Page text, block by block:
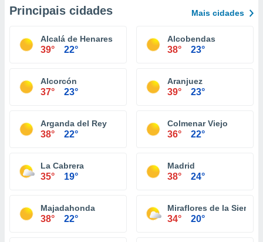
Principais cidades Mais cidades
Alcalá de Henares
39° 22°
Alcobendas
38° 23°
Alcorcón
37° 23°
Aranjuez
39° 23°
Arganda del Rey
38° 22°
Colmenar Viejo
36° 22°
La Cabrera
35° 19°
Madrid
38° 24°
Majadahonda
38° 22°
Miraflores de la Sierra
34° 20°